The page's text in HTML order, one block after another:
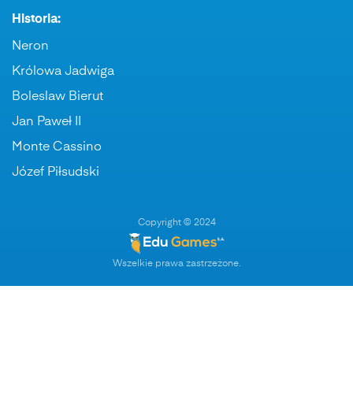
Historia:
Neron
Królowa Jadwiga
Boleslaw Bierut
Jan Paweł II
Monte Cassino
Józef Piłsudski
Copyright © 2024
Wszelkie prawa zastrzeżone.